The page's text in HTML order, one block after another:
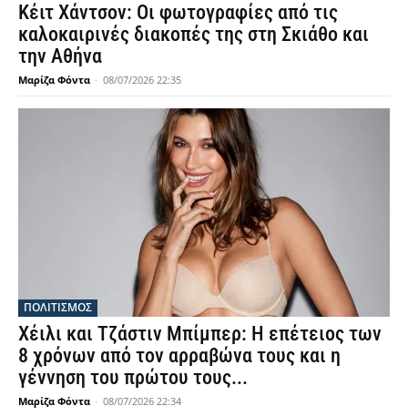
Κέιτ Χάντσον: Οι φωτογραφίες από τις
καλοκαιρινές διακοπές της στη Σκιάθο και
την Αθήνα
Μαρίζα Φόντα - 08/07/2026 22:35
ΠΟΛΙΤΙΣΜΟΣ
Χέιλι και Τζάστιν Μπίμπερ: Η επέτειος των
8 χρόνων από τον αρραβώνα τους και η
γέννηση του πρώτου τους...
Μαρίζα Φόντα - 08/07/2026 22:34